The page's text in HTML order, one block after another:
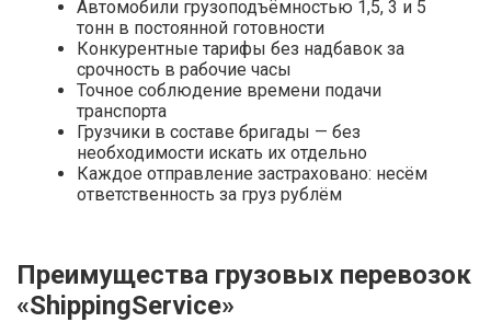
Автомобили грузоподъёмностью 1,5, 3 и 5
тонн в постоянной готовности
Конкурентные тарифы без надбавок за
срочность в рабочие часы
Точное соблюдение времени подачи
транспорта
Грузчики в составе бригады — без
необходимости искать их отдельно
Каждое отправление застраховано: несём
ответственность за груз рублём
Преимущества грузовых перевозок
«ShippingService»